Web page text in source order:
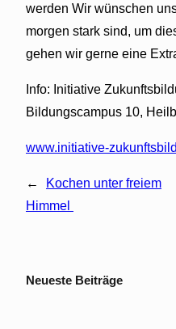
werden Wir wünschen
morgen stark sind, um
gehen wir gerne eine
Info: Initiative
Bildungscampus 10,
www.initiative-
←
Kochen unter freiem
Himmel
Neueste Beiträge